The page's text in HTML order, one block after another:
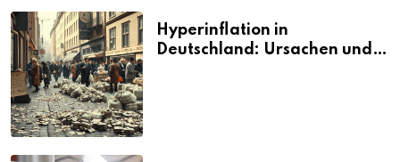
Hyperinflation in
Deutschland: Ursachen und